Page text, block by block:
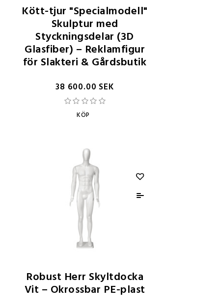
Kött-tjur "Specialmodell"
Skulptur med
Styckningsdelar (3D
Glasfiber) – Reklamfigur
för Slakteri & Gårdsbutik
38 600.00 SEK
KÖP
Robust Herr Skyltdocka
Vit – Okrossbar PE-plast